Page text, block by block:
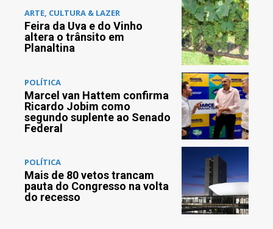
ARTE, CULTURA & LAZER
Feira da Uva e do Vinho
altera o trânsito em
Planaltina
POLÍTICA
Marcel van Hattem confirma
Ricardo Jobim como
segundo suplente ao Senado
Federal
POLÍTICA
Mais de 80 vetos trancam
pauta do Congresso na volta
do recesso